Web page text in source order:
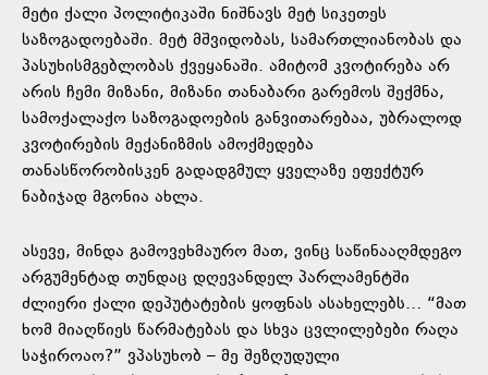
მეტი ქალი პოლიტიკაში ნიშნავს მეტ სიკეთეს
საზოგადოებაში. მეტ მშვიდობას, სამართლიანობას და
პასუხისმგებლობას ქვეყანაში. ამიტომ კვოტირება არ
არის ჩემი მიზანი, მიზანი თანაბარი გარემოს შექმნა,
სამოქალაქო საზოგადოების განვითარებაა, უბრალოდ
კვოტირების მექანიზმის ამოქმედება
თანასწორობისკენ გადადგმულ ყველაზე ეფექტურ
ნაბიჯად მგონია ახლა.
ასევე, მინდა გამოვეხმაურო მათ, ვინც საწინააღმდეგო
არგუმენტად თუნდაც დღევანდელ პარლამენტში
ძლიერი ქალი დეპუტატების ყოფნას ასახელებს… “მათ
ხომ მიაღწიეს წარმატებას და სხვა ცვლილებები რაღა
საჭიროაო?” ვპასუხობ – მე შეზღუდული